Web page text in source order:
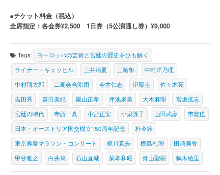
●チケット料金（税込）
全席指定：各会券¥2,500 1日券（5公演通し券）¥9,000
Tags:
ヨーロッパの芸術と宮廷の歴史をひも解く
ライナー・キュッヒル
三井清夏 三輪郁
中村洋乃理
中村翔太郎
二期会合唱団 今井仁志 伊藤圭
佐々木亮
吉田秀
喜田美紀 園山正孝 坪池泉美 大木麻理
宮坂拡志
宮廷の時代
寺西一真 小宮正安 小泉詠子 山田武彦
市寛也
日本・オーストリア国交樹立150周年記念
朴令鈴
東京春祭マラソン・コンサート
梶川真歩 横島礼理
田崎美香
甲斐雅之
白井篤 石山直城 菊本和昭 青山聖樹 鵜木絵里